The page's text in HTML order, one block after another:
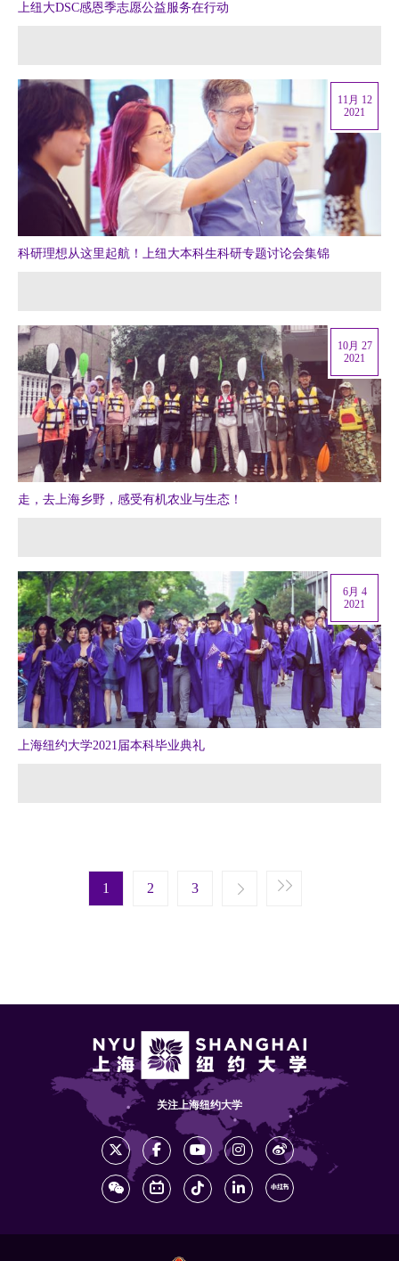
上纽大DSC感恩季志愿公益服务在行动
科研理想从这里起航！上纽大本科生科研专题讨论会集锦
11月 12
2021
走，去上海乡野，感受有机农业与生态！
10月 27
2021
上海纽约大学2021届本科毕业典礼
6月 4
2021
Pagination
1 2 3
Next ›
Next page Last »
Last page
关注上海纽约大学